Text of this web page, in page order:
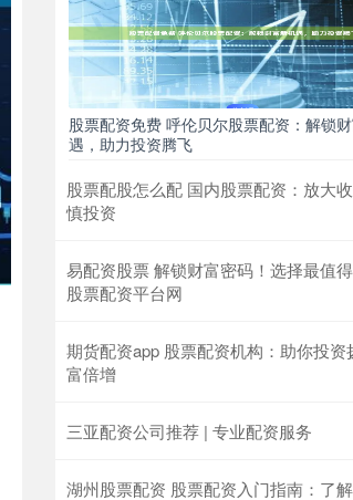
股票配资免费 呼伦贝尔股票配资：解锁
遇，助力投资腾飞
股票配股怎么配 国内股票配资：放大
慎投资
易配资股票 解锁财富密码！选择最值
股票配资平台网
期货配资app 股票配资机构：助你投资
富倍增
三亚配资公司推荐 | 专业配资服务
湖州股票配资 股票配资入门指南：了